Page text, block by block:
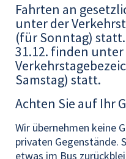
Fahrten an
unter der
(für Sonntag)
31.12. finden unter
Samstag) statt.
Achten Sie auf Ihr
Wir übernehmen keine
privaten Gegenstände.
etwas im Bus